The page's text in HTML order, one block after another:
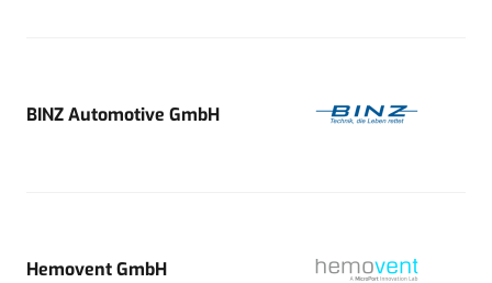
BINZ Automotive GmbH
Hemovent GmbH